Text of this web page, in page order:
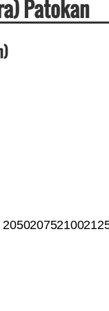
Patokan
205020752100